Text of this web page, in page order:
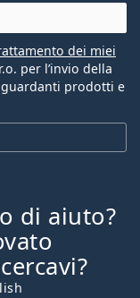
dei miei
per l’invio della
prodotti e
di aiuto?